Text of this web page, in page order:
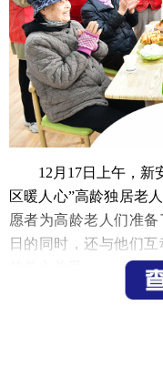
12月17日上午，新
区暖人心”高龄独居老
愿者为高龄老人们准
日的同时，还与他们
（记者 宁文武）